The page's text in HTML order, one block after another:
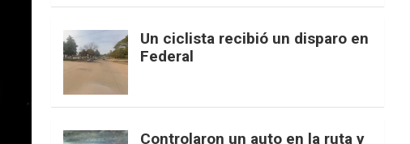
Un ciclista recibió un disparo en
Federal
Controlaron un auto en la ruta y